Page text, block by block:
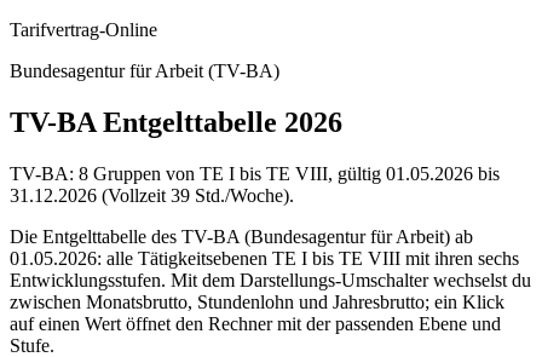
Tarifvertrag-Online
Bundesagentur für Arbeit (TV-BA)
TV-BA Entgelttabelle 2026
TV-BA: 8 Gruppen von TE I bis TE VIII, gültig 01.05.2026 bis
31.12.2026 (Vollzeit 39 Std./Woche).
Die Entgelttabelle des TV-BA (Bundesagentur für Arbeit) ab
01.05.2026: alle Tätigkeitsebenen TE I bis TE VIII mit ihren sechs
Entwicklungsstufen. Mit dem Darstellungs-Umschalter wechselst du
zwischen Monatsbrutto, Stundenlohn und Jahresbrutto; ein Klick
auf einen Wert öffnet den Rechner mit der passenden Ebene und
Stufe.